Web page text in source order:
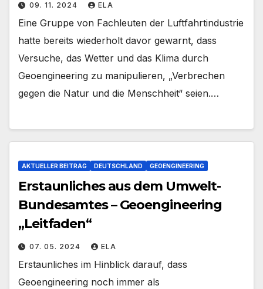
09. 11. 2024 ELA
Eine Gruppe von Fachleuten der Luftfahrtindustrie
hatte bereits wiederholt davor gewarnt, dass
Versuche, das Wetter und das Klima durch
Geoengineering zu manipulieren, „Verbrechen
gegen die Natur und die Menschheit“ seien.…
AKTUELLER BEITRAG DEUTSCHLAND GEOENGINEERING
Erstaunliches aus dem Umwelt-
Bundesamtes – Geoengineering
„Leitfaden“
07. 05. 2024 ELA
Erstaunliches im Hinblick darauf, dass
Geoengineering noch immer als